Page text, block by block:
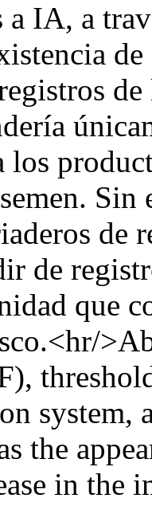
a IA, a
de
de
que
system,
the
in the